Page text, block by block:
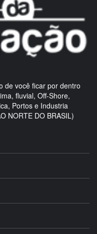
de você ficar por dentro
fluvial, Off-Shore,
Portos e Industria
NORTE DO BRASIL)